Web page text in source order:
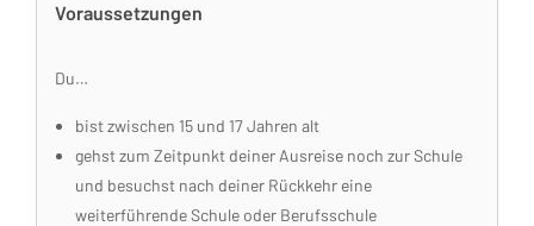
Voraussetzungen
Du…
bist zwischen 15 und 17 Jahren alt
gehst zum Zeitpunkt deiner Ausreise noch zur Schule
und besuchst nach deiner Rückkehr eine
weiterführende Schule oder Berufsschule